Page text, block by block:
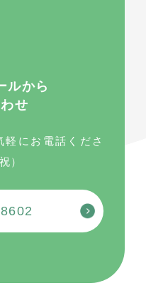
ルから
せ
軽にお電話くださ
）